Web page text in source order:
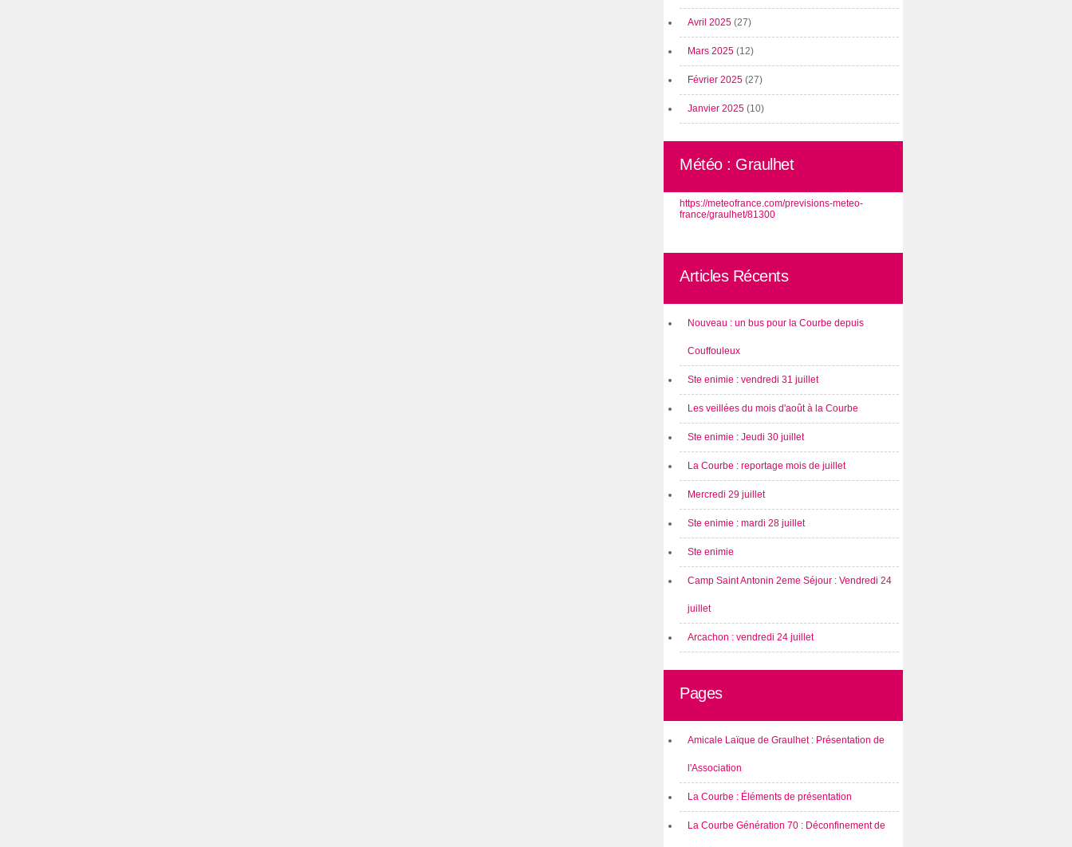
Avril 2025 (27)
Mars 2025 (12)
Février 2025 (27)
Janvier 2025 (10)
Météo : Graulhet
https://meteofrance.com/previsions-meteo-
france/graulhet/81300
Articles Récents
Nouveau : un bus pour la Courbe depuis
Couffouleux
Ste enimie : vendredi 31 juillet
Les veillées du mois d'août à la Courbe
Ste enimie : Jeudi 30 juillet
La Courbe : reportage mois de juillet
Mercredi 29 juillet
Ste enimie : mardi 28 juillet
Ste enimie
Camp Saint Antonin 2eme Séjour : Vendredi 24
juillet
Arcachon : vendredi 24 juillet
Pages
Amicale Laïque de Graulhet : Présentation de
l'Association
La Courbe : Éléments de présentation
La Courbe Génération 70 : Déconfinement de